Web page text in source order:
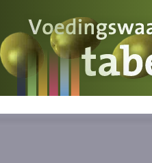
Voedingswaarde
Wat is wat?